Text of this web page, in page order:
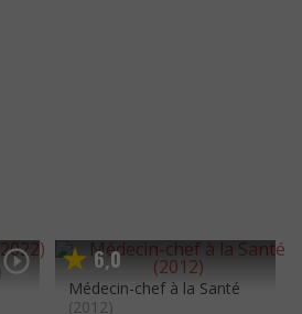
6,0
Médecin-chef à la Santé
(2012)